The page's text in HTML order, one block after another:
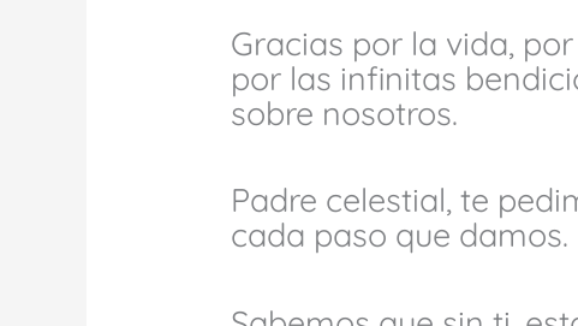
Gracias por la vida,
por las infinitas
sobre nosotros.
Padre celestial, te
cada paso que damos.